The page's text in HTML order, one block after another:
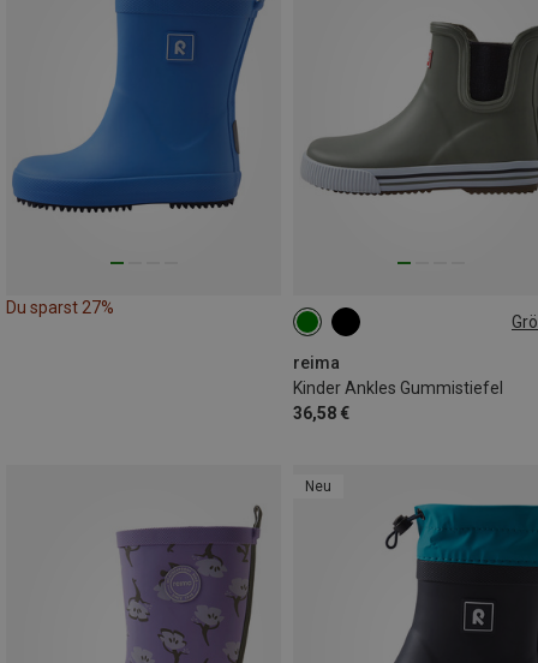
Du sparst 27%
reima
Kinder Ankles Gummistiefel
36,58 €
Neu